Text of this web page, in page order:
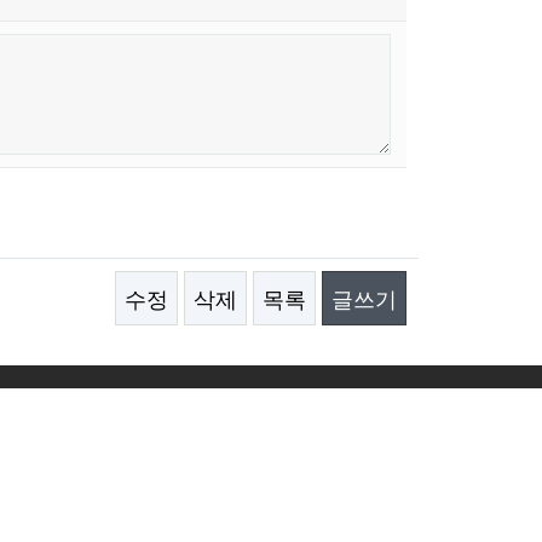
수정 삭제 목록 글쓰기